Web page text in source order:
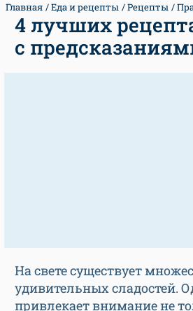
Главная Еда и рецепты Рецепты
4 лучших
с
На свете существует
удивительных сладостей.
привлекает внимание не